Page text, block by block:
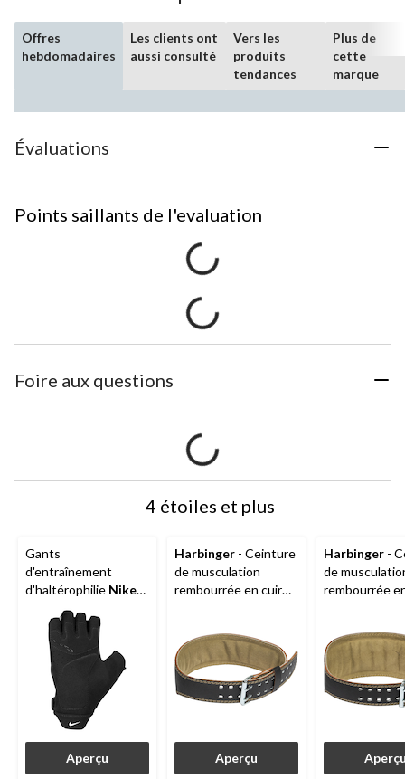
Offres
hebdomadaires
Les clients ont
aussi consulté
Vers les
produits
tendances
Plus de
cette
marque
Évaluations
Points saillants de l'evaluation
Foire aux questions
4 étoiles et plus
Gants
d'entraînement
d'haltérophilie Nike
Vapor, unisexe, choix
de tailles
Aperçu
Harbinger - Ceinture
de musculation
rembourrée en cuir
Aperçu
Harbinger -
de
rembourrée